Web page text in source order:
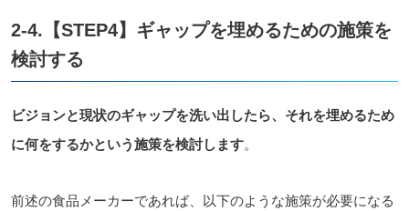
2-4.【STEP4】ギャップを埋めるための施策を
検討する
ビジョンと現状のギャップを洗い出したら、それを埋めるため
に何をするかという施策を検討します。
前述の食品メーカーであれば、以下のような施策が必要になる